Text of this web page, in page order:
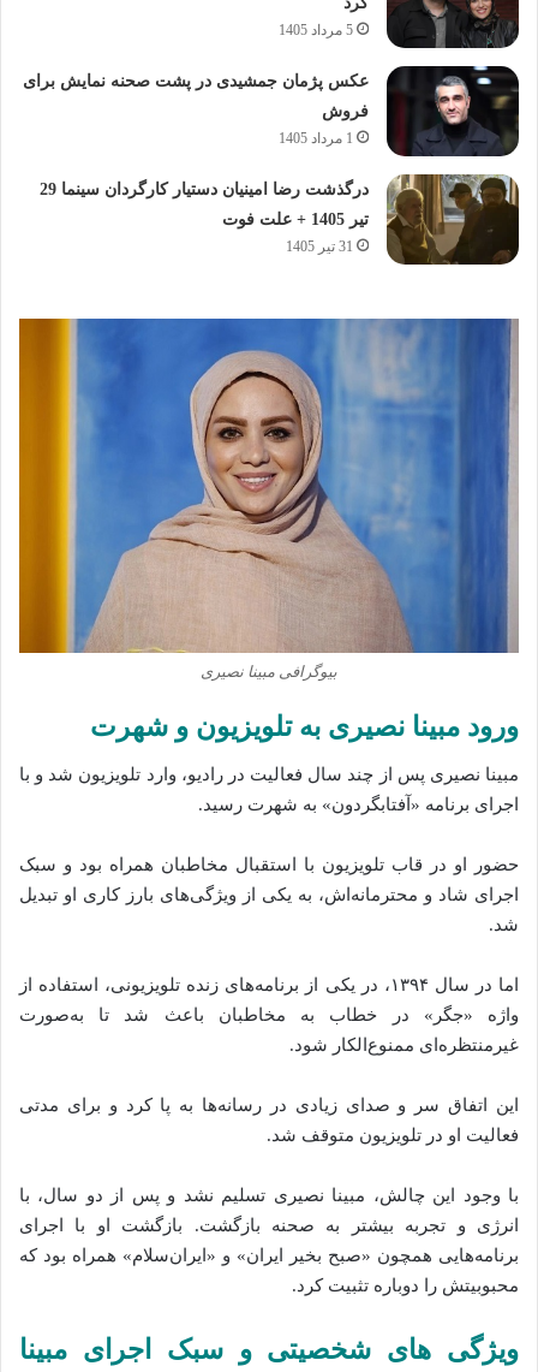
5 مرداد 1405
عکس پژمان جمشیدی در پشت صحنه نمایش برای
فروش
1 مرداد 1405
درگذشت رضا امینیان دستیار کارگردان سینما 29
تیر 1405 + علت فوت
31 تیر 1405
بیوگرافی مبینا نصیری
ورود مبینا نصیری به تلویزیون و شهرت
مبینا نصیری پس از چند سال فعالیت در رادیو، وارد تلویزیون شد و با
اجرای برنامه «آفتابگردون» به شهرت رسید.
حضور او در قاب تلویزیون با استقبال مخاطبان همراه بود و سبک
اجرای شاد و محترمانه‌اش، به یکی از ویژگی‌های بارز کاری او تبدیل
شد.
اما در سال ۱۳۹۴، در یکی از برنامه‌های زنده تلویزیونی، استفاده از
واژه «جگر» در خطاب به مخاطبان باعث شد تا به‌صورت
غیرمنتظره‌ای ممنوع‌الکار شود.
این اتفاق سر و صدای زیادی در رسانه‌ها به پا کرد و برای مدتی
فعالیت او در تلویزیون متوقف شد.
با وجود این چالش، مبینا نصیری تسلیم نشد و پس از دو سال، با
انرژی و تجربه بیشتر به صحنه بازگشت. بازگشت او با اجرای
برنامه‌هایی همچون «صبح بخیر ایران» و «ایران‌سلام» همراه بود که
محبوبیتش را دوباره تثبیت کرد.
ویژگی‌ های شخصیتی و سبک اجرای مبینا